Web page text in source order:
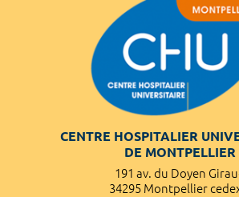
CENTRE HOSPITALIER
DE MONTPELLIER
191 av. du Doyen
34295 Montpellier